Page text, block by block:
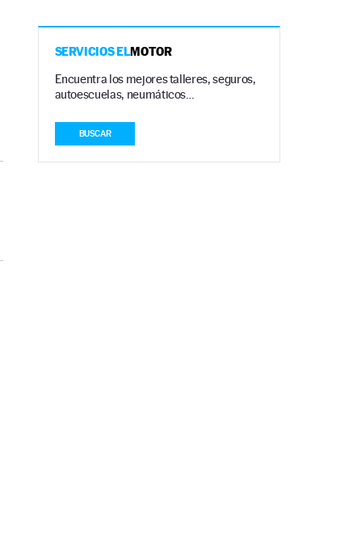
SERVICIOS ELMOTOR
Encuentra los mejores talleres, seguros,
autoescuelas, neumáticos…
BUSCAR